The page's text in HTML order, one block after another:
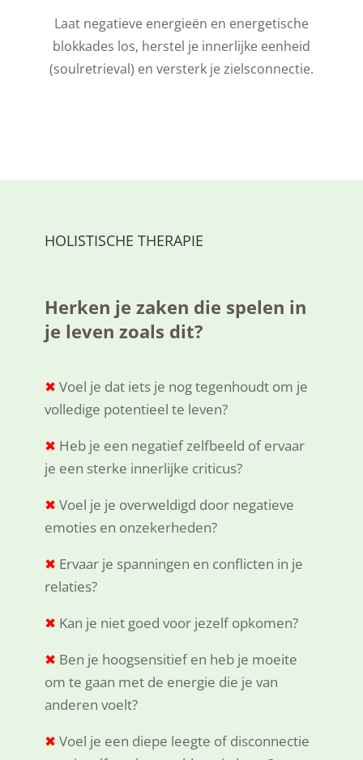
Laat negatieve energieën en energetische
blokkades los, herstel je innerlijke eenheid
(soulretrieval) en versterk je zielsconnectie.
HOLISTISCHE THERAPIE
Herken je zaken die spelen in
je leven zoals dit?
✖ Voel je dat iets je nog tegenhoudt om je
volledige potentieel te leven?
✖ Heb je een negatief zelfbeeld of ervaar
je een sterke innerlijke criticus?
✖ Voel je je overweldigd door negatieve
emoties en onzekerheden?
✖ Ervaar je spanningen en conflicten in je
relaties?
✖ Kan je niet goed voor jezelf opkomen?
✖ Ben je hoogsensitief en heb je moeite
om te gaan met de energie die je van
anderen voelt?
✖ Voel je een diepe leegte of disconnectie